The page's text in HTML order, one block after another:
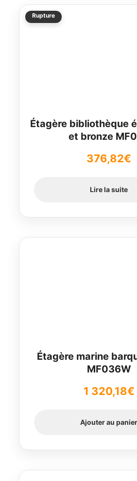
Rupture
Étagère bibliothèque
et bronze
376,82€
Lire la suite
Étagère marine
MF036W
1 320,18€
Ajouter au panier